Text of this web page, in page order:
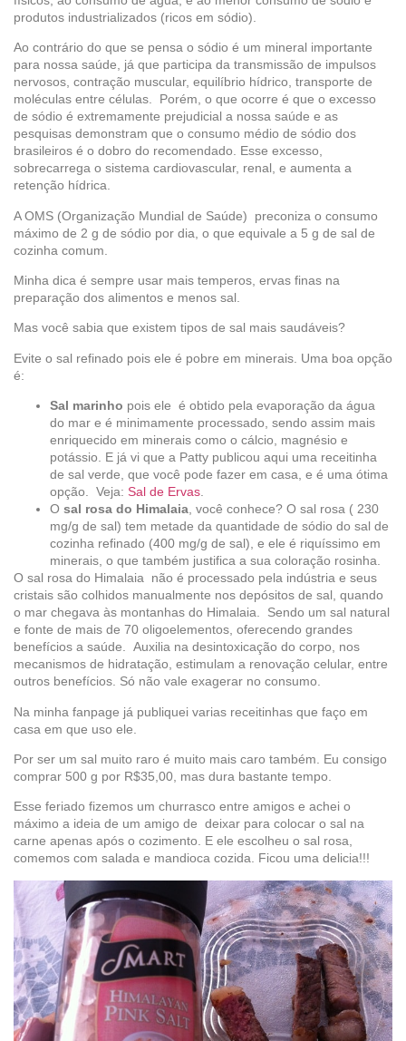
produtos industrializados (ricos em sódio).
Ao contrário do que se pensa o sódio é um mineral importante
para nossa saúde, já que participa da transmissão de impulsos
nervosos, contração muscular, equilíbrio hídrico, transporte de
moléculas entre células. Porém, o que ocorre é que o excesso
de sódio é extremamente prejudicial a nossa saúde e as
pesquisas demonstram que o consumo médio de sódio dos
brasileiros é o dobro do recomendado. Esse excesso,
sobrecarrega o sistema cardiovascular, renal, e aumenta a
retenção hídrica.
A OMS (Organização Mundial de Saúde) preconiza o consumo
máximo de 2 g de sódio por dia, o que equivale a 5 g de sal de
cozinha comum.
Minha dica é sempre usar mais temperos, ervas finas na
preparação dos alimentos e menos sal.
Mas você sabia que existem tipos de sal mais saudáveis?
Evite o sal refinado pois ele é pobre em minerais. Uma boa opção
é:
Sal marinho pois ele é obtido pela evaporação da água
do mar e é minimamente processado, sendo assim mais
enriquecido em minerais como o cálcio, magnésio e
potássio. E já vi que a Patty publicou aqui uma receitinha
de sal verde, que você pode fazer em casa, e é uma ótima
opção. Veja: Sal de Ervas
O sal rosa do Himalaia , você conhece? O sal rosa ( 230
mg/g de sal) tem metade da quantidade de sódio do sal de
cozinha refinado (400 mg/g de sal), e ele é riquíssimo em
minerais, o que também justifica a sua coloração rosinha.
O sal rosa do Himalaia não é processado pela indústria e seus
cristais são colhidos manualmente nos depósitos de sal, quando
o mar chegava às montanhas do Himalaia. Sendo um sal natural
e fonte de mais de 70 oligoelementos, oferecendo grandes
benefícios a saúde. Auxilia na desintoxicação do corpo, nos
mecanismos de hidratação, estimulam a renovação celular, entre
outros benefícios. Só não vale exagerar no consumo.
Na minha fanpage já publiquei varias receitinhas que faço em
casa em que uso ele.
Por ser um sal muito raro é muito mais caro também. Eu consigo
comprar 500 g por R$35,00, mas dura bastante tempo.
Esse feriado fizemos um churrasco entre amigos e achei o
máximo a ideia de um amigo de deixar para colocar o sal na
carne apenas após o cozimento. E ele escolheu o sal rosa,
comemos com salada e mandioca cozida. Ficou uma delicia!!!